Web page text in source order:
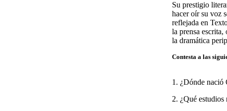
Su prestigio
hacer oír su voz
reflejada en
la prensa
la dramática
Contesta a las
1. ¿Dónde nació
2. ¿Qué